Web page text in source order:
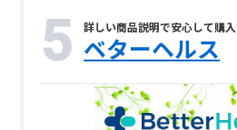
詳しい商品説明で安心して購入
ベターヘルス